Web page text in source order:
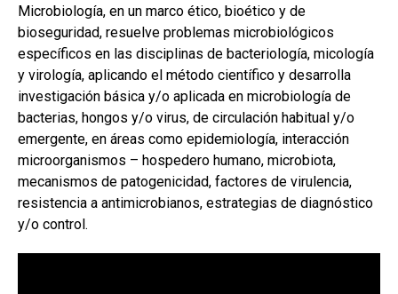
Microbiología, en un marco ético, bioético y de
bioseguridad, resuelve problemas microbiológicos
específicos en las disciplinas de bacteriología, micología
y virología, aplicando el método científico y desarrolla
investigación básica y/o aplicada en microbiología de
bacterias, hongos y/o virus, de circulación habitual y/o
emergente, en áreas como epidemiología, interacción
microorganismos – hospedero humano, microbiota,
mecanismos de patogenicidad, factores de virulencia,
resistencia a antimicrobianos, estrategias de diagnóstico
y/o control.